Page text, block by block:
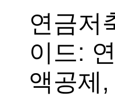
연금저
이드:
액공제